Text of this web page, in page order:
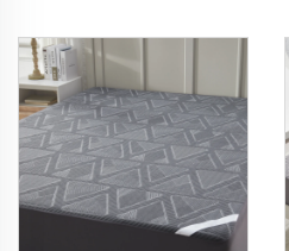
ماتي بجيب عميق من 6 إلى